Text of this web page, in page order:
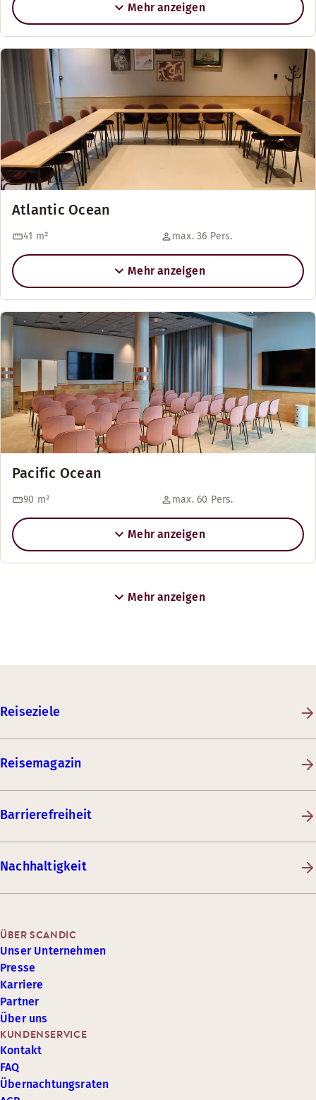
Mehr anzeigen
Atlantic Ocean
41 m² max. 36 Pers.
Mehr anzeigen
Pacific Ocean
90 m² max. 60 Pers.
Mehr anzeigen
Mehr anzeigen
Reiseziele
Reisemagazin
Barrierefreiheit
Nachhaltigkeit
KUNDENSERVICE
Kontakt
FAQ
Übernachtungsraten
ÜBER SCANDIC
Unser Unternehmen
Presse
Karriere
Partner
Über uns